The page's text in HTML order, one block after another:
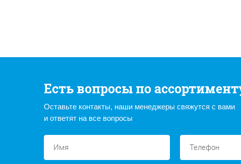
Есть вопросы по
Оставьте контакты, наши менеджеры свяжутся с вами
и ответят на все вопросы